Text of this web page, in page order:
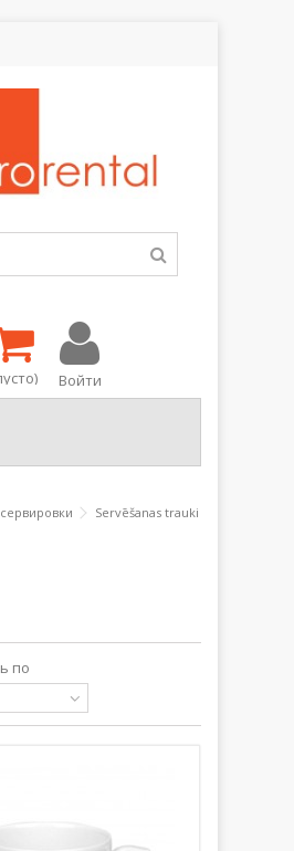
Войти
Servēšanas trauki
по